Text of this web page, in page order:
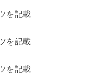
を記載
を記載
を記載